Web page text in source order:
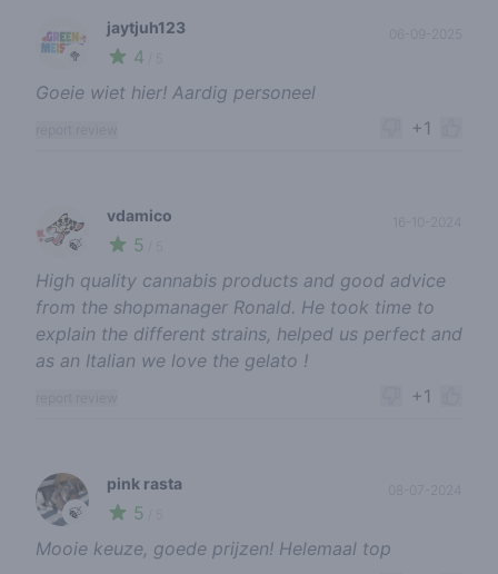
🥦
jaytjuh123
4
Goeie wiet hier! Aardig personeel
+1
🍃
vdamico
5
High quality cannabis products and good advice
from the shopmanager Ronald. He took time to
explain the different strains, helped us perfect and
as an Italian we love the gelato !
+1
🍃
pink rasta
5
Mooie keuze, goede prijzen! Helemaal top